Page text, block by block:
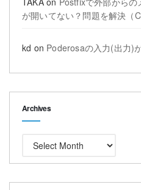
が開いてない？問題を解決（
kd on Poderosaの入力(出力)
ArchivesArchives